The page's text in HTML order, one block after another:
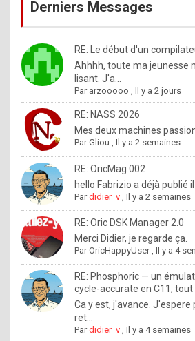
%
m
a
d
b
y
o
l
e
x
.
I
f
y
Derniers Messages
RE: Le début d'un
Ahhhh, toute ma jeunesse
lisant. J'a...
Par arzooooo ,Il y a 2 jours
RE: NASS 2026
Mes deux machines
ParGliou ,Il y a 2 semaines
RE: OricMag 002
hello Fabrizio a déjà publié il
Pardidier_v ,Il y a 2 semaines
RE: Oric DSK Manager 2.0
Merci Didier, je regarde ça.
ParOricHappyUser,Il y a 4
RE: Phosphoric — un
cycle-accurate en C11, tout
Ca y est, j'avance.
ret...
Pardidier_v ,Il y a 4 semaines